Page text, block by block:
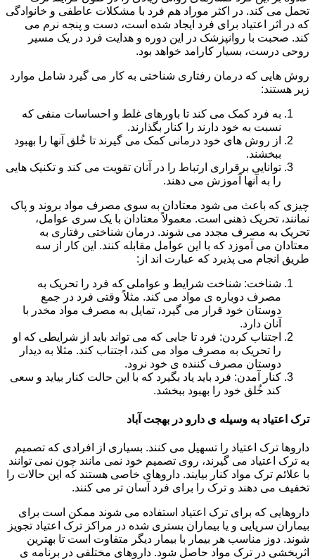
تحمل می کند. در اکثر موراد هم فرد با مشکلات عاطفی و خانوادگی
که در اثر اعتیاد برای فرد ایجاد شده است، دست و پنجه نرم می
کند. صحبت با روانپزشک در این دوره و هدایت فرد در یک مسیر
روحی درست، بسیار کارامد خواهد بود.
روش هایی که درمان رفتاری شناختی به کار می گیرد شامل موارد
زیر هستند:
به فرد کمک می کند تا باورهای غلط و احساسات منفی که
نسبت به خود دارند را کنار بگذارند.
از روش های خود درمانی کمک می گیرند تا خُلق آنها را بهبود
ببخشند.
توانایی برقراری ارتباط را در آنان تقویت می کند و تکنیک هایی
را به آنها آموزش می دهند.
چیزی که باعث می شود معتادان به سوی مصرف مواد بروند و پاک
نمانند، تحریک ذهنی است. معمولاً معتادان با یک سری عوامل،
تحریک به مصرف مجدد می شوند. درمان شناختی رفتاری به
معتادان می آموزد که با این عوامل مقابله کنند. این کار از سه
طریق انجام می پذیرد که عبارت اند از:
شناخت: شناخت شرایط و عواملی که فرد را تحریک به
مصرف دوباره ی مواد می کند. مثلاً وقتی فرد در جمع
دوستان خود قرار می گیرد، تمایل به مصرف مواد مخدر با
آنان دارد.
اجتناب کردن: فرد تا جایی که می تواند باید از شرایطی که او
را تحریک به مصرف مواد می کند، اجتناب کند. مثلا به دیدار
دوستان مصرف کننده ی خود نرود.
کنار آمدن: فرد باید یاد بگیرد که با این حالت کنار بیاید و سعی
کند خُلق خود را بهبود ببخشد.
ترک اعتیاد به وسیله ی دارو در بهجت آباد
داروها ترک اعتیاد را تسهیل می کنند. بسیاری از افرادی که تصمیم
به ترک اعتیاد می گیرند، روی تصمیم خود نمی مانند چون نمی توانند
با علائم ترک مواد کنار بیایند. داروهای خاصی هستند که این حالات را
تخفیف می دهند و ترک را برای فرد آسان تر می کنند.
داروهایی که برای ترک اعتیاد استفاده می شوند ممکن است برای
بیماران سرپایی و یا بیماران بستری شده در مراکز ترک اعتیاد تجویز
شوند. دوز مناسب هر بیمار با بیمار دیگر متفاوت است تا بهترین
اثربخشی در ترک مواد حاصل شود. داروهای مختلفی در برنامه ی